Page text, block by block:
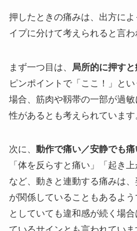
押したときの痛みは、出方に
イプに分けて考えられると言わ
まず一つ目は、 局所的に押す
ピンポイントで「ここ！」と
場合、筋肉や靱帯の一部が過
性があるとも考えられています
次に、 動作で痛い／安静でも
「体を反らすと痛い」「起き上
など、動きと連動する痛みは
が関係していることもあるよ
としていても違和感が続く場